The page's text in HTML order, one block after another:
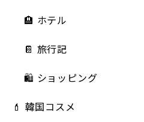
🏨 ホテル
📔 旅行記
🛍️ ショッピング
💄 韓国コスメ